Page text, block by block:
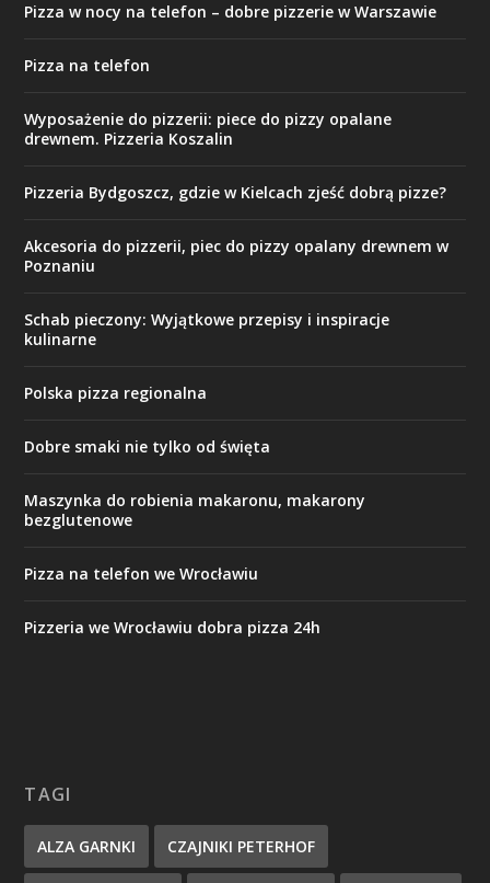
Pizza w nocy na telefon – dobre pizzerie w Warszawie
Pizza na telefon
Wyposażenie do pizzerii: piece do pizzy opalane
drewnem. Pizzeria Koszalin
Pizzeria Bydgoszcz, gdzie w Kielcach zjeść dobrą pizze?
Akcesoria do pizzerii, piec do pizzy opalany drewnem w
Poznaniu
Schab pieczony: Wyjątkowe przepisy i inspiracje
kulinarne
Polska pizza regionalna
Dobre smaki nie tylko od święta
Maszynka do robienia makaronu, makarony
bezglutenowe
Pizza na telefon we Wrocławiu
Pizzeria we Wrocławiu dobra pizza 24h
TAGI
ALZA GARNKI CZAJNIKI PETERHOF